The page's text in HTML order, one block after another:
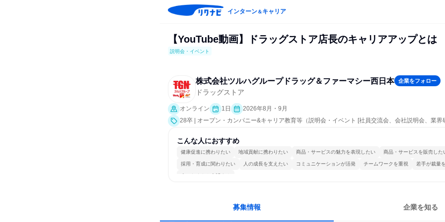
インターン＆キャリア
【YouTube動画】ドラッグストア店長のキャリアアップとは
説明会・イベント
株式会社ツルハグループドラッグ＆ファーマシー西日本 企業をフォロー
ドラッグストア
オンライン 1日
2026年8月・9月
28卒 | オープン・カンパニー&キャリア教育等（説明会・イベント [社員交流会、会社説明会、業界
こんな人におすすめ
健康促進に携わりたい 地域貢献に携わりたい 商品・サービスの魅力を表現したい 商品・サービスを販売した
採用・育成に関わりたい 人の成長を支えたい コミュニケーションが活発 チームワークを重視 若手が裁量
人とたくさん会話する
募集情報 企業を知る